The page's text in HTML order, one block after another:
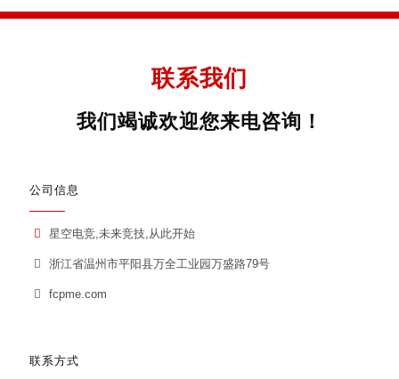
联系我们
我们竭诚欢迎您来电咨询！
公司信息
星空电竞,未来竞技,从此开始
浙江省温州市平阳县万全工业园万盛路79号
fcpme.com
联系方式